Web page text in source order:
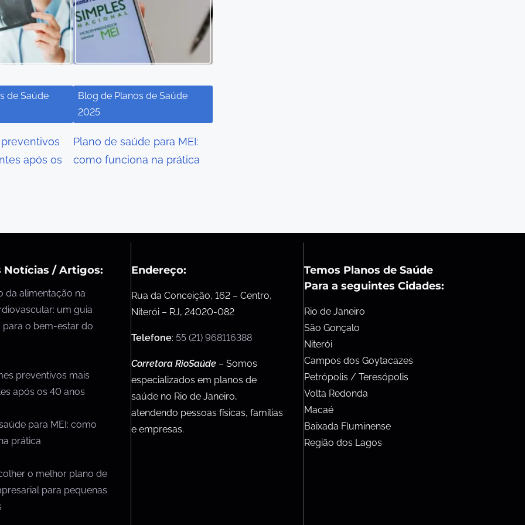
de Saúde
após os
Blog de Planos de Saúde
2025
Plano de saúde para MEI:
como funciona na prática
Notícias / Artigos:
da alimentação na
um guia
o bem-estar do
preventivos mais
após os 40 anos
para MEI: como
prática
o melhor plano de
para pequenas
Endereço:
Rua da Conceição, 162 – Centro,
Niterói – RJ, 24020-082
Telefone: 55 (21) 968116388
Corretora RioSaúde – Somos
especializados em planos de
saúde no Rio de Janeiro,
atendendo pessoas físicas, famílias
e empresas.
Temos Planos de Saúde
Para a seguintes Cidades:
Rio de Janeiro
São Gonçalo
Niterói
Campos dos Goytacazes
Petrópolis / Teresópolis
Volta Redonda
Macaé
Baixada Fluminense
Região dos Lagos